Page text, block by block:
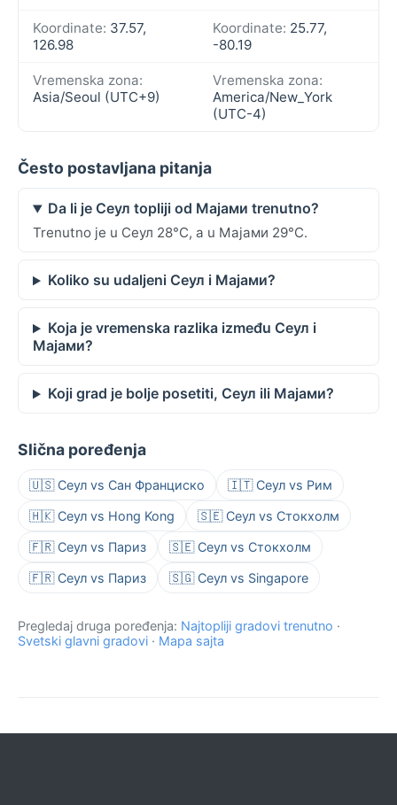
Koordinate: 37.57,
126.98
Koordinate: 25.77,
-80.19
Vremenska zona:
Asia/Seoul (UTC+9)
Vremenska zona:
America/New_York
(UTC-4)
Često postavljana pitanja
Da li je Сеул topliji od Мајами trenutno?
Trenutno je u Сеул 28°C, a u Мајами 29°C.
Koliko su udaljeni Сеул i Мајами?
Koja je vremenska razlika između Сеул i
Мајами?
Koji grad je bolje posetiti, Сеул ili Мајами?
Slična poređenja
🇺🇸 Сеул vs Сан Франциско 🇮🇹 Сеул vs Рим
🇭🇰 Сеул vs Hong Kong 🇸🇪 Сеул vs Стокхолм
🇫🇷 Сеул vs Париз 🇸🇪 Сеул vs Стокхолм
🇫🇷 Сеул vs Париз 🇸🇬 Сеул vs Singapore
Pregledaj druga poređenja: Najtopliji gradovi trenutno ·
Svetski glavni gradovi · Mapa sajta